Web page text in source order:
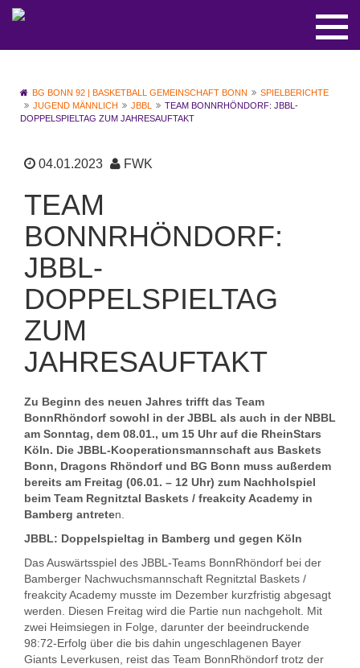
BG BONN 92 | BASKETBALL GEMEINSCHAFT BONN
SPIELBERICHTE
JUGEND MÄNNLICH
JBBL
TEAM BONNRHÖNDORF: JBBL-
DOPPELSPIELTAG ZUM JAHRESAUFTAKT
04.01.2023 FWK
TEAM
BONNRHÖNDORF:
JBBL-
DOPPELSPIELTAG
ZUM
JAHRESAUFTAKT
Zu Beginn des neuen Jahres trifft das Team
BonnRhöndorf sowohl in der JBBL als auch in der NBBL
am Sonntag, dem 08.01., um 15 Uhr auf die RheinStars
Köln. Die JBBL-Kooperationsmannschaft aus Baskets
Bonn, Dragons Rhöndorf und BG Bonn muss außerdem
bereits am Freitag (06.01. – 12 Uhr) zum Nachholspiel
beim Team Regnitztal Baskets / freakcity Academy in
Bamberg antreten.
JBBL: Doppelspieltag in Bamberg und gegen Köln
Das Auswärtsspiel des JBBL-Teams BonnRhöndorf bei der
Bamberger Nachwuchsmannschaft Regnitztal Baskets /
freakcity Academy musste im Dezember kurzfristig abgesagt
werden. Diesen Freitag wird die Partie nun nachgeholt. Mit
zwei Heimsiegen in Folge, darunter der beeindruckende
98:72-Erfolg über die bis dahin ungeschlagenen Bayer
Giants Leverkusen, reist das Team BonnRhöndorf trotz der